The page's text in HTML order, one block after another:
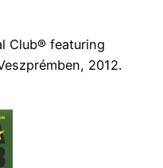
Club® featuring
2012.